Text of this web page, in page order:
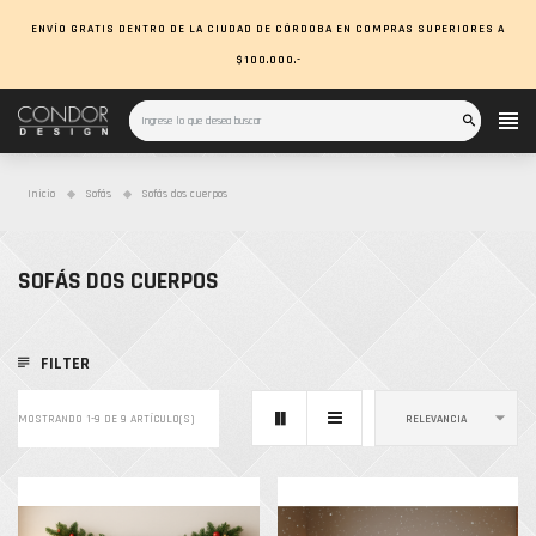
ENVÍO GRATIS DENTRO DE LA CIUDAD DE CÓRDOBA EN COMPRAS SUPERIORES A
$100.000.-
Inicio Sofás Sofás dos cuerpos
SOFÁS DOS CUERPOS
FILTER
MOSTRANDO 1-9 DE 9 ARTÍCULO(S) RELEVANCIA 